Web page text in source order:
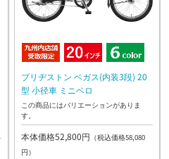
ブリヂストン ベガス(内装3段) 20
型 小径車 ミニベロ
この商品にはバリエーションがありま
す。
本体価格52,800円 （税込価格58,080
円）